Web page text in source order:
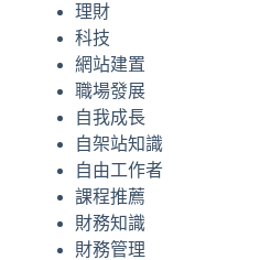
理財
科技
網站建置
職場發展
自我成長
自架站知識
自由工作者
課程推薦
財務知識
財務管理